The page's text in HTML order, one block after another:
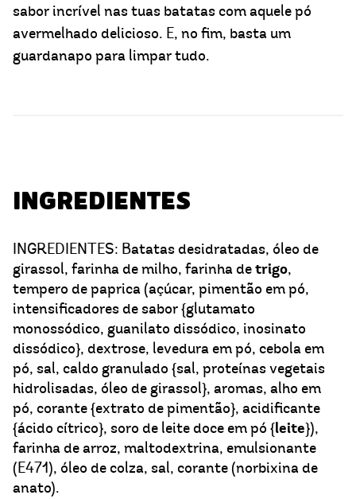
sabor incrível nas tuas batatas com aquele pó
avermelhado delicioso. E, no fim, basta um
guardanapo para limpar tudo.
INGREDIENTES
INGREDIENTES: Batatas desidratadas, óleo de
girassol, farinha de milho, farinha detrigo,
tempero de paprica (açúcar, pimentão em pó,
intensificadores de sabor {glutamato
monossódico, guanilato dissódico, inosinato
dissódico}, dextrose, levedura em pó, cebola em
pó, sal, caldo granulado {sal, proteínas vegetais
hidrolisadas, óleo de girassol}, aromas, alho em
pó, corante {extrato de pimentão}, acidificante
{ácido cítrico}, soro de leite doce em pó {leite}),
farinha de arroz, maltodextrina, emulsionante
(E471), óleo de colza, sal, corante (norbixina de
anato).